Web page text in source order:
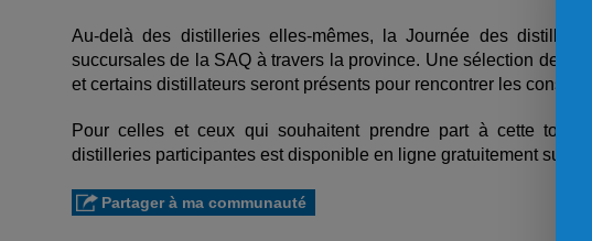
Au-delà des distilleries elles-mêmes, la Journée des
succursales de la SAQ à travers la province. Une sélection de
et certains distillateurs seront présents pour rencontrer les
Pour celles et ceux qui souhaitent prendre part à cette
distilleries participantes est disponible en ligne gratuitement sur le
Partager à ma communauté